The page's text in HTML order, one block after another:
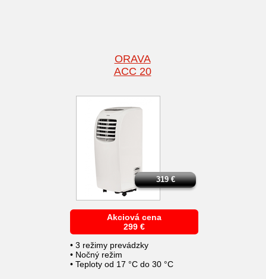
ORAVA
ACC 20
Akciová cena
299 €
• 3 režimy prevádzky
• Nočný režim
• Teploty od 17 °C do 30 °C
319€